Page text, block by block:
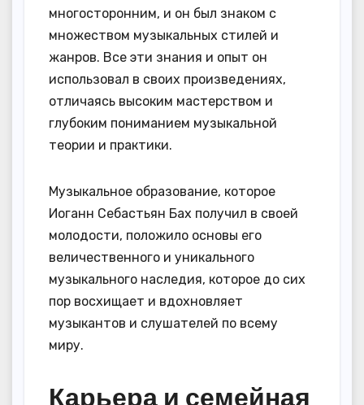
многосторонним, и он был знаком с
множеством музыкальных стилей и
жанров. Все эти знания и опыт он
использовал в своих произведениях,
отличаясь высоким мастерством и
глубоким пониманием музыкальной
теории и практики.
Музыкальное образование, которое
Иоганн Себастьян Бах получил в своей
молодости, положило основы его
величественного и уникального
музыкального наследия, которое до сих
пор восхищает и вдохновляет
музыкантов и слушателей по всему
миру.
Карьера и семейная